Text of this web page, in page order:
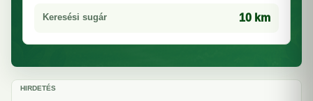
Keresési sugár 10 km
HIRDETÉS